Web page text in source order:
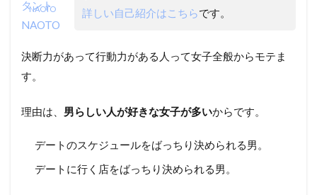
NAOTO
詳しい自己紹介はこちらです。
決断力があって行動力がある人って女子全般からモテま
す。
理由は、 男らしい人が好きな女子が多いからです。
デートのスケジュールをばっちり決められる男。
デートに行く店をばっちり決められる男。